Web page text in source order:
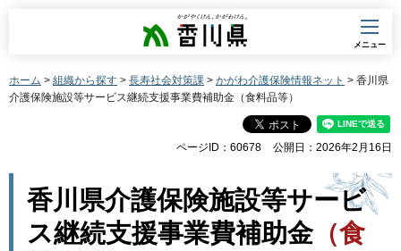
香川県
メニュー
ホーム > 組織から探す > 長寿社会対策課 > かがわ介護保険情報ネット > 香川県
介護保険施設等サービス継続支援事業費補助金（食料品等）
ページID：60678 公開日：2026年2月16日
香川県介護保険施設等サービ
ス継続支援事業費補助金（食